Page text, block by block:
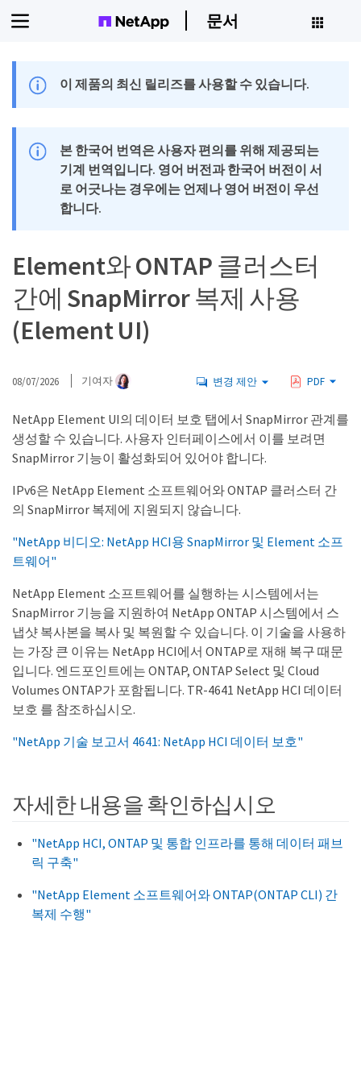
문서
이 제품의 최신 릴리즈를 사용할 수 있습니다.
본 한국어 번역은 사용자 편의를 위해 제공되는
기계 번역입니다. 영어 버전과 한국어 버전이 서
로 어긋나는 경우에는 언제나 영어 버전이 우선
합니다.
Element와 ONTAP 클러스터
간에 SnapMirror 복제 사용
(Element UI)
08/07/2026 기여자 변경 제안 PDF
NetApp Element UI의 데이터 보호 탭에서 SnapMirror 관계를
생성할 수 있습니다. 사용자 인터페이스에서 이를 보려면
SnapMirror 기능이 활성화되어 있어야 합니다.
IPv6은 NetApp Element 소프트웨어와 ONTAP 클러스터 간
의 SnapMirror 복제에 지원되지 않습니다.
"NetApp 비디오: NetApp HCI용 SnapMirror 및 Element 소프
트웨어"
NetApp Element 소프트웨어를 실행하는 시스템에서는
SnapMirror 기능을 지원하여 NetApp ONTAP 시스템에서 스
냅샷 복사본을 복사 및 복원할 수 있습니다. 이 기술을 사용하
는 가장 큰 이유는 NetApp HCI에서 ONTAP로 재해 복구 때문
입니다. 엔드포인트에는 ONTAP, ONTAP Select 및 Cloud
Volumes ONTAP가 포함됩니다. TR-4641 NetApp HCI 데이터
보호 를 참조하십시오.
"NetApp 기술 보고서 4641: NetApp HCI 데이터 보호"
자세한 내용을 확인하십시오
"NetApp HCI, ONTAP 및 통합 인프라를 통해 데이터 패브
릭 구축"
"NetApp Element 소프트웨어와 ONTAP(ONTAP CLI) 간
복제 수행"